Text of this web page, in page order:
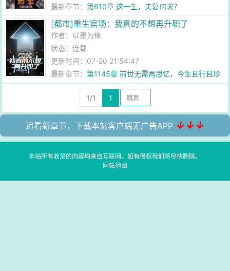
最新章节：第610章 这一生，夫复何求？
[都市]重生官场：我真的不想再升职了
作者： 以墨为锋
状态：连载
更新时间：07-20 21:54:47
最新章节：第1145章 前世无需再思忆，今生且行且珍
惜
1/1
1
追看新章节，下载本站客户端无广告APP ↓↓↓
本站所有收录的内容均来自互联网，如有侵权我们将尽快删除。
网站地图